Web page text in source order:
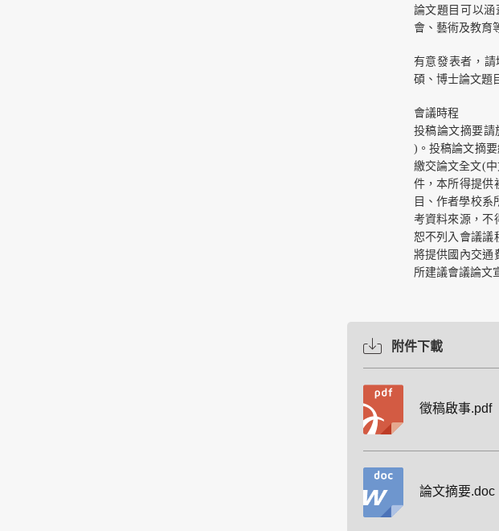
論文題目可以
會、藝術及教育
有意發表者，
碩、博士論文題
會議時程
投稿論文摘要請
)。投稿論文摘
繳交論文全文(中
件，本所得提供
目、作者學校系
考資料來源，不
恕不列入會議議
將提供國內交通
所建議會議論文
附件下載
徵稿啟事.pdf
論文摘要.doc